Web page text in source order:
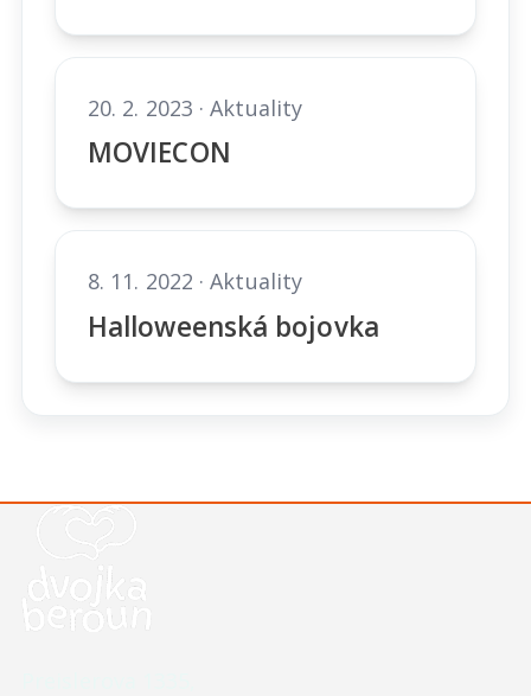
20. 2. 2023 · Aktuality
MOVIECON
8. 11. 2022 · Aktuality
Halloweenská bojovka